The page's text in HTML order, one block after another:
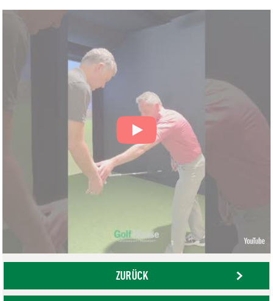
ZURÜCK